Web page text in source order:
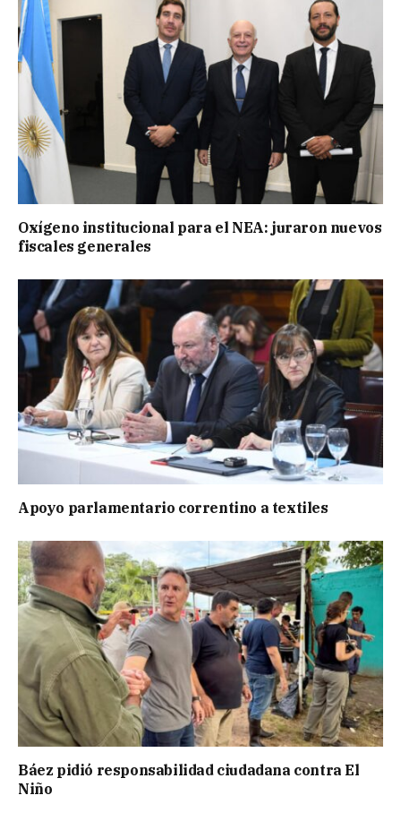
Oxígeno institucional para el NEA: juraron nuevos
fiscales generales
Apoyo parlamentario correntino a textiles
Báez pidió responsabilidad ciudadana contra El
Niño